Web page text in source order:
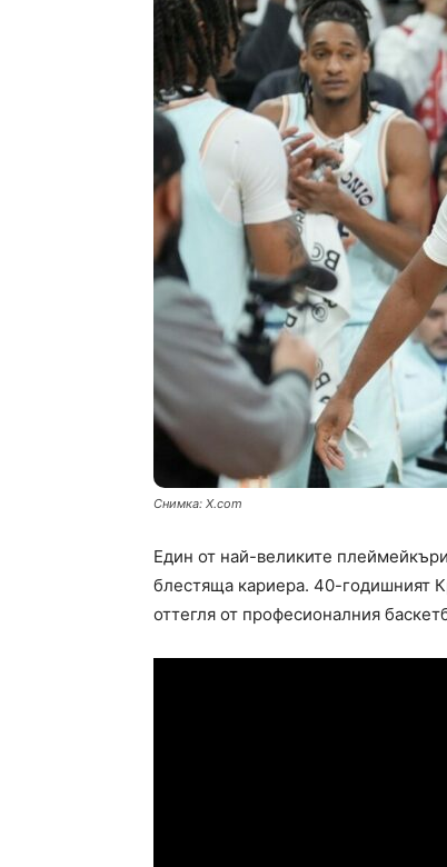
Снимка: X.com
Един от най-великите
блестяща кариера. 40-годишният
оттегля от професионалния